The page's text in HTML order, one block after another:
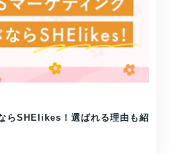
らSHElikes！選ばれる理由も紹